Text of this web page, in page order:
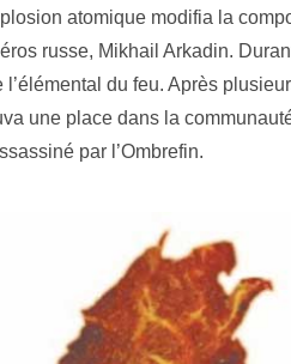
atomique modifia la
russe, Mikhail Arkadin.
l’élémental du feu. Après
une place dans la
par l’Ombrefin.